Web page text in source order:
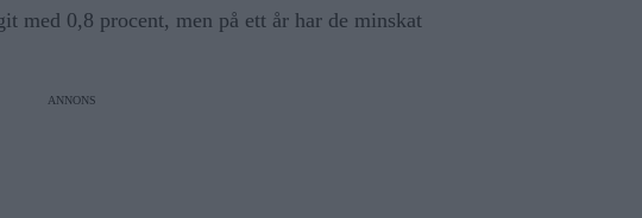
med 0,8 procent, men på ett år har de minskat
ANNONS